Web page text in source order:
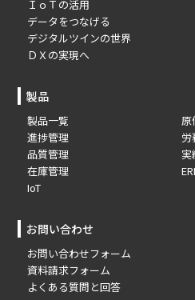
ＩｏＴの活用
データをつなげる
デジタルツインの世界
ＤＸの実現へ
製品
製品一覧
進捗管理
品質管理
在庫管理
IoT
原
労
実
お問い合わせ
お問い合わせフォーム
資料請求フォーム
よくある質問と回答